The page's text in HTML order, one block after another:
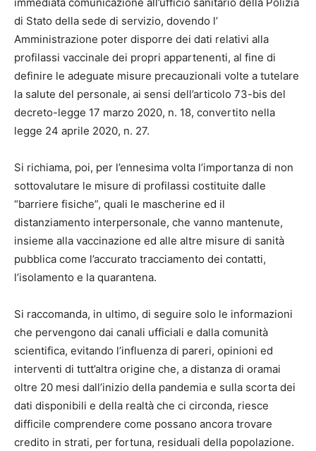
di Stato della sede di servizio, dovendo l’
Amministrazione poter disporre dei dati relativi alla
profilassi vaccinale dei propri appartenenti, al fine di
definire le adeguate misure precauzionali volte a tutelare
la salute del personale, ai sensi dell’articolo 73-bis del
decreto-legge 17 marzo 2020, n. 18, convertito nella
legge 24 aprile 2020, n. 27.
Si richiama, poi, per l’ennesima volta l’importanza di non
sottovalutare le misure di profilassi costituite dalle
“barriere fisiche”, quali le mascherine ed il
distanziamento interpersonale, che vanno mantenute,
insieme alla vaccinazione ed alle altre misure di sanità
pubblica come l’accurato tracciamento dei contatti,
l’isolamento e la quarantena.
Si raccomanda, in ultimo, di seguire solo le informazioni
che pervengono dai canali ufficiali e dalla comunità
scientifica, evitando l’influenza di pareri, opinioni ed
interventi di tutt’altra origine che, a distanza di oramai
oltre 20 mesi dall’inizio della pandemia e sulla scorta dei
dati disponibili e della realtà che ci circonda, riesce
difficile comprendere come possano ancora trovare
credito in strati, per fortuna, residuali della popolazione.